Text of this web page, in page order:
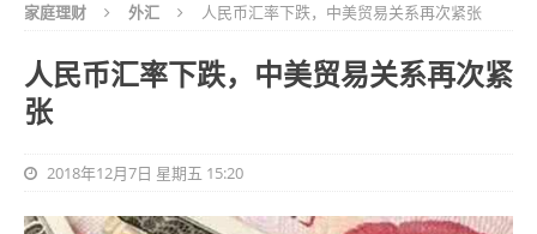
家庭理财 外汇 人民币汇率下跌，中美贸易关系再次紧张
人民币汇率下跌，中美贸易关系再次紧
张
2018年12月7日 星期五 15:20